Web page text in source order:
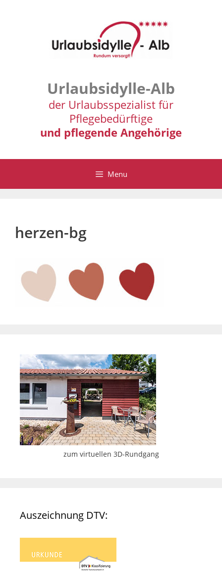
Urlaubsidylle-Alb
der Urlaubsspezialist für
Pflegebedürftige
und pflegende Angehörige
Menu
herzen-bg
zum virtuellen 3D-Rundgang
Auszeichnung DTV: